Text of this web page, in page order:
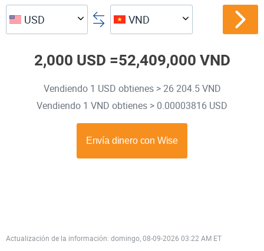
USD VND
2,000 USD =52,409,000 VND
Vendiendo 1 USD obtienes > 26 204.5 VND
Vendiendo 1 VND obtienes > 0.00003816 USD
Actualización de la información: domingo, 08-09-2026 03:22 AM ET